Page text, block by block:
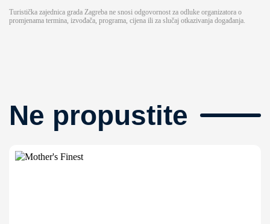
Turistička zajednica grada Zagreba ne snosi odgovornost za odluke organizatora o
promjenama termina, izvođača, programa, cijena ili za slučaj otkazivanja događanja.
Ne propustite